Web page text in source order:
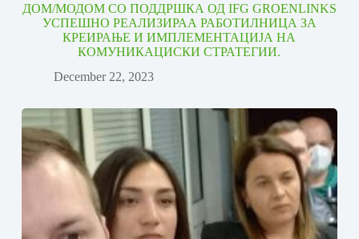
ДОМ/МОДОМ СО ПОДДРШКА ОД IFG GROENLINKS
УСПЕШНО РЕАЛИЗИРАА РАБОТИЛНИЦА ЗА
КРЕИРАЊЕ И ИМПЛЕМЕНТАЦИЈА НА
КОМУНИКАЦИСКИ СТРАТЕГИИ.
December 22, 2023